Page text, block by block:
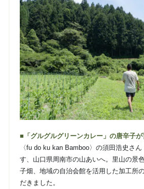
■「グルグルグリーンカレー」の唐辛子が
〈fu do ku kan Bamboo〉の須田浩史さ
す、山口県周南市の山あいへ。里山の景
子畑、地域の自治会館を活用した加工所
だきました。